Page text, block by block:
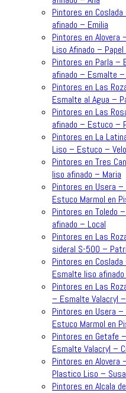
Pintores en
afinado – Emilia
Pintores en Alovera
Liso Afinado –
Pintores en Parla –
afinado – Esmalte –
Pintores en Las
Esmalte al Agua –
Pintores en Las
afinado – Estuco –
Pintores en La
Liso – Estuco –
Pintores en Tres
liso afinado – Maria
Pintores en Usera
Estuco Marmol en
Pintores en Toledo
afinado – Local
Pintores en Las
sideral S-500 –
Pintores en
Esmalte liso
Pintores en Las
– Esmalte Valacryl
Pintores en Usera
Estuco Marmol en
Pintores en Getafe
Esmalte Valacryl –
Pintores en Alovera
Plastico Liso –
Pintores en Alcala